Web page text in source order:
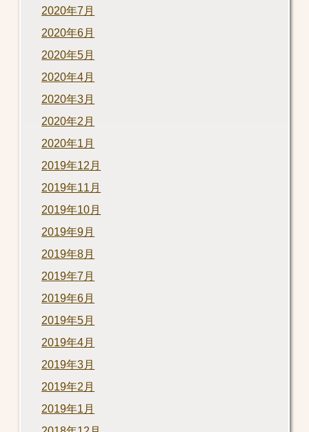
2020年7月
2020年6月
2020年5月
2020年4月
2020年3月
2020年2月
2020年1月
2019年12月
2019年11月
2019年10月
2019年9月
2019年8月
2019年7月
2019年6月
2019年5月
2019年4月
2019年3月
2019年2月
2019年1月